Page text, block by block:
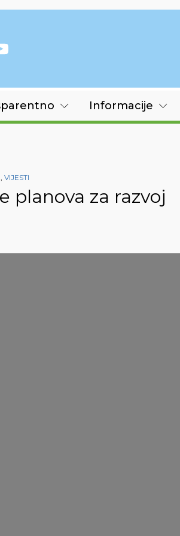
Informacije
, VIJESTI
planova za razvoj